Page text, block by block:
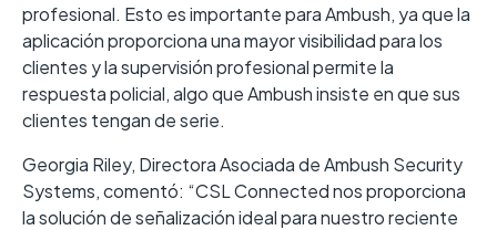
profesional. Esto es importante para Ambush, ya que la
aplicación proporciona una mayor visibilidad para los
clientes y la supervisión profesional permite la
respuesta policial, algo que Ambush insiste en que sus
clientes tengan de serie.
Georgia Riley, Directora Asociada de Ambush Security
Systems, comentó: “CSL Connected nos proporciona
la solución de señalización ideal para nuestro reciente